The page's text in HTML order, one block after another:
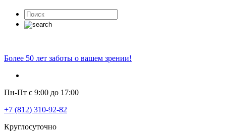
Более 50 лет заботы о вашем зрении!
Пн-Пт с 9:00 до 17:00
+7 (812) 310-92-82
Круглосуточно